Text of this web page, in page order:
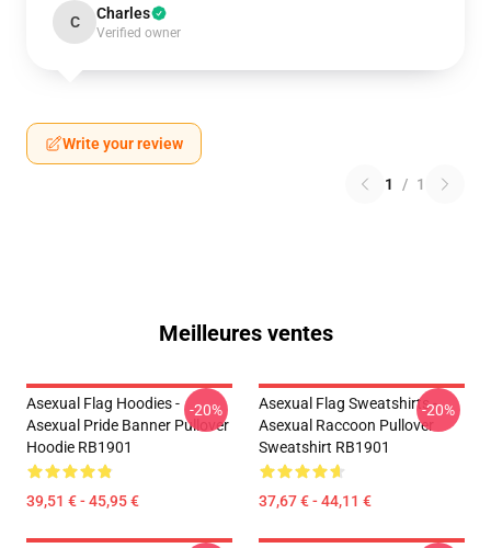
C Charles
Verified owner
Write your review
1 / 1
Meilleures ventes
Asexual Flag Hoodies -
Asexual Pride Banner Pullover
Hoodie RB1901
39,51 € - 45,95 €
-20%
Asexual Flag Sweatshirts -
Asexual Raccoon Pullover
Sweatshirt RB1901
37,67 € - 44,11 €
-20%